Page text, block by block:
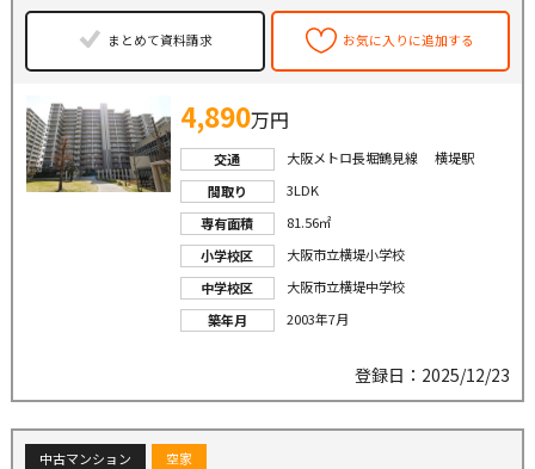
まとめて資料請求 お気に入りに追加する
4,890万円
交通
大阪メトロ長堀鶴見線 横堤駅
間取り
3LDK
専有面積
81.56㎡
小学校区
大阪市立横堤小学校
中学校区
大阪市立横堤中学校
築年月
2003年7月
登録日：2025/12/23
中古マンション 空家